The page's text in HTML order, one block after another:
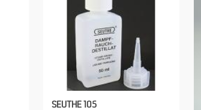
SEUTHE 105